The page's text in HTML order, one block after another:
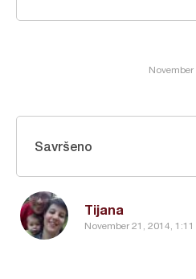
Tijana
November 21, 2014,
Savršeno